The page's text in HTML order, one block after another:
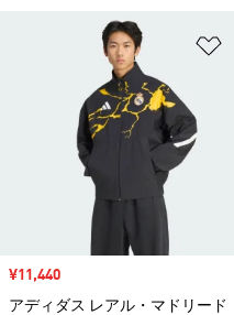
セール価格
¥11,440
アディダス レアル・マドリード